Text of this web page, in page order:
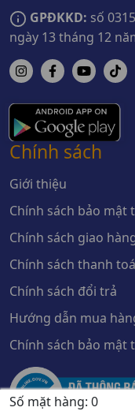
Số mặt hàng: 0
GPĐKKD: số
ngày 13 tháng 12
Chính sách
Giới thiệu
Chính sách bảo mật
Chính sách giao
Chính sách thanh
Chính sách đổi trả
Hướng dẫn mua
Chính sách bảo